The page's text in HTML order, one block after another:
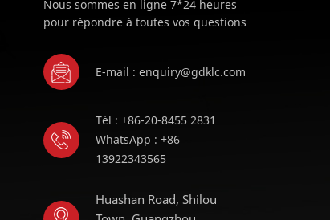
Nous sommes en ligne 7*24 heures
pour répondre à toutes vos questions
E-mail : enquiry@gdklc.com
Tél : +86-20-8455 2831
WhatsApp : +86
13922343565
Huashan Road, Shilou